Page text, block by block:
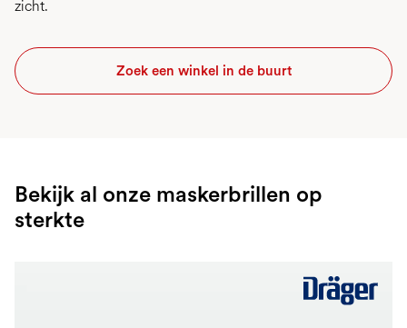
zicht.
Zoek een winkel in de buurt
Bekijk al onze maskerbrillen op
sterkte